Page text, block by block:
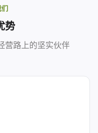
们
势
营路上的坚实伙伴